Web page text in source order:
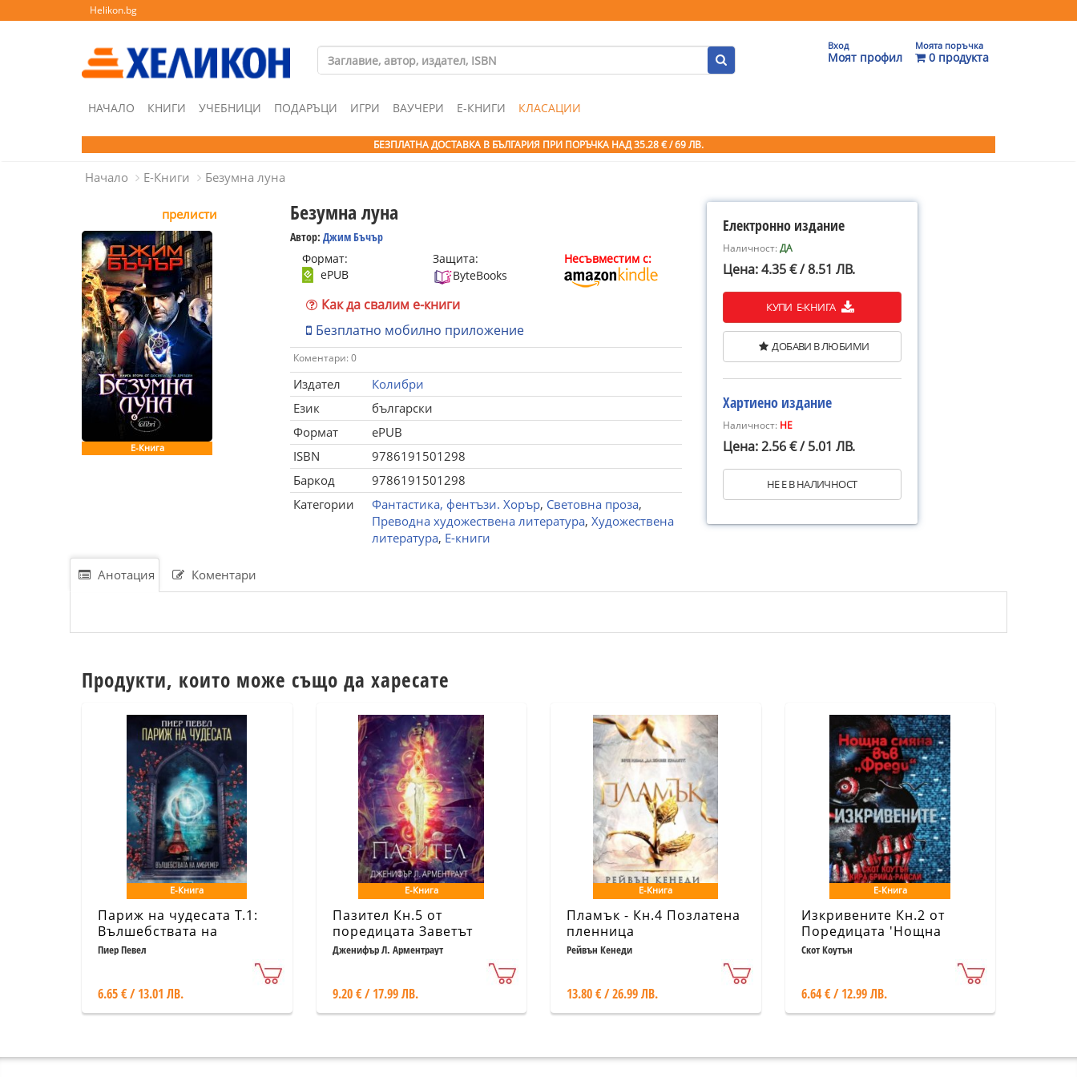
Helikon.bg
Вход
Моят профил
Моята поръчка
0 продукта
НАЧАЛО КНИГИ УЧЕБНИЦИ ПОДАРЪЦИ ИГРИ ВАУЧЕРИ Е-КНИГИ КЛАСАЦИИ
БЕЗПЛАТНА ДОСТАВКА В БЪЛГАРИЯ ПРИ ПОРЪЧКА НАД 35.28 € / 69 ЛВ.
Начало Е-Книги Безумна луна
прелисти
Е-Книга
Безумна луна
Автор: Джим Бъчър
Формат:
ePUB
Защита:
ByteBooks
Несъвместим с:
Как да свалим е-книги
Безплатно мобилно приложение
Коментари: 0
Издател
Колибри
Език
български
Формат
ePUB
ISBN
9786191501298
Баркод
9786191501298
Категории
Фантастика, фентъзи. Хорър, Световна проза,
Преводна художествена литература, Художествена
литература, Е-книги
Електронно издание
Наличност:ДА
Цена: 4.35 € / 8.51 ЛВ.
КУПИ Е-КНИГА
ДОБАВИ В ЛЮБИМИ
Хартиено издание
Наличност: НЕ
Цена: 2.56 € / 5.01 ЛВ.
НЕ Е В НАЛИЧНОСТ
Анотация Коментари
Продукти, които може също да харесате
Е-Книга
Париж на чудесата Т.1:
Вълшебствата на
Амбремер
Пиер Певел
6.65 € / 13.01 ЛВ.
Е-Книга
Пазител Кн.5 от
поредицата Заветът
Дженифър Л. Арментраут
9.20 € / 17.99 ЛВ.
Е-Книга
Пламък - Кн.4 Позлатена
пленница
Рейвън Кенеди
13.80 € / 26.99 ЛВ.
Е-Книга
Изкривените Кн.2 от
Поредицата 'Нощна
смяна във 'Фреди'
Скот Коутън
6.64 € / 12.99 ЛВ.